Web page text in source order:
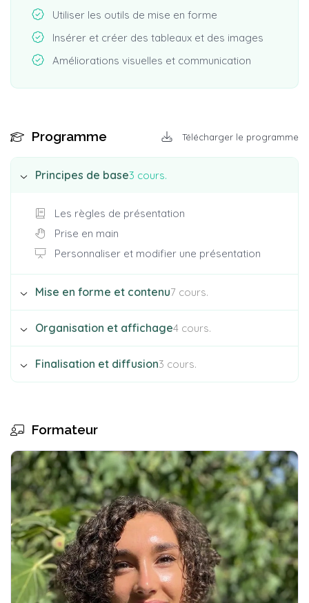
Utiliser les outils de mise en forme
Insérer et créer des tableaux et des images
Améliorations visuelles et communication
Programme Télécharger le programme
Principes de base3 cours.
Les règles de présentation
Prise en main
Personnaliser et modifier une présentation
Mise en forme et contenu7 cours.
Mettre en forme une présentation
Insérer une image
Modifier des images
Dessiner avec PowerPoint
Choisir le bon type de graphique
Organisation et affichage4 cours.
Le mode Masque des diapositives
Transitions et animations
Le mode Plan
Finalisation et diffusion3 cours.
Orthographe et synonymes
Formateur